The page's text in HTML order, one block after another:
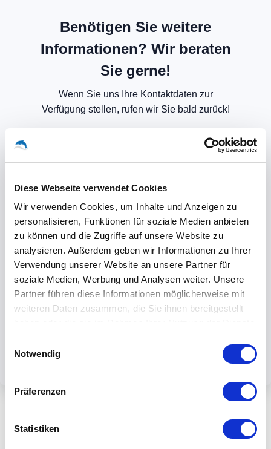
Diese Webseite verwendet Cookies
Wir verwenden Cookies, um Inhalte und Anzeigen zu
personalisieren, Funktionen für soziale Medien anbieten
zu können und die Zugriffe auf unsere Website zu
analysieren. Außerdem geben wir Informationen zu Ihrer
Verwendung unserer Website an unsere Partner für
soziale Medien, Werbung und Analysen weiter. Unsere
Partner führen diese Informationen möglicherweise mit
weiteren Daten zusammen, die Sie ihnen bereitgestellt
Notwendig
Präferenzen
Statistiken
Benötigen Sie weitere
Informationen? Wir beraten
Sie gerne!
Wenn Sie uns Ihre Kontaktdaten zur
Verfügung stellen, rufen wir Sie bald zurück!
Mit dem Absenden des Formulars
akzeptieren Sie unsere
Datenschutzbestimmungen.